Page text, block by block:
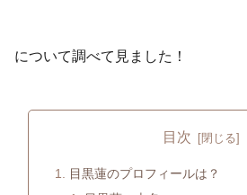
について調べて見ました！
目次
目黒蓮のプロフィールは？